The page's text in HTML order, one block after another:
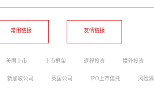
美国上市 上市框架 返程投资 境外投资
新加坡公司 英国公司 IPO上市信托 风险
常用链接 友情链接